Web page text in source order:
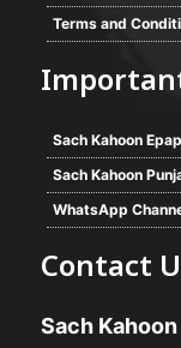
Terms and
Sach Kahoon
Sach Kahoon
WhatsApp
Contact
Sach Kahoon